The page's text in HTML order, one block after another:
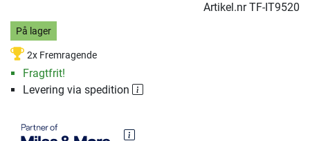
Artikel.nrTF-IT9520
På lager
2x Fremragende
Fragtfrit!
Levering via spedition